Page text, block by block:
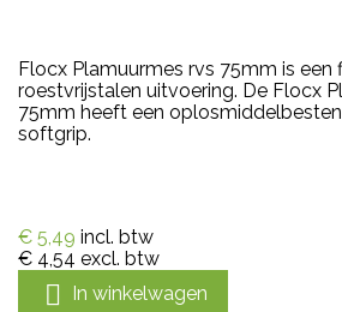
Flocx Plamuurmes rvs 75mm is een
roestvrijstalen uitvoering. De Flocx
75mm heeft een
softgrip.
€ 5,49 incl. btw
€ 4,54 excl. btw
 In winkelwagen